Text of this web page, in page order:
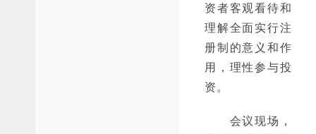
资者客观看待和
理解全面实行注
册制的意义和作
用，理性参与投
资。
会议现场，